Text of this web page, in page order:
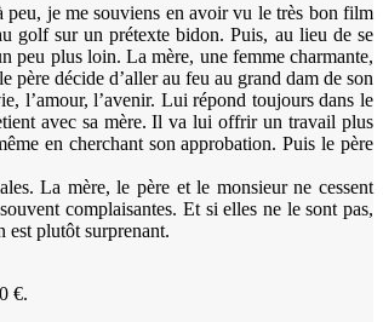
peu, je me souviens en avoir vu le très bon film
golf sur un prétexte bidon. Puis, au lieu de se
peu plus loin. La mère, une femme charmante,
père décide d’aller au feu au grand dam de son
l’amour, l’avenir. Lui répond toujours dans le
avec sa mère. Il va lui offrir un travail plus
en cherchant son approbation. Puis le père
La mère, le père et le monsieur ne cessent
complaisantes. Et si elles ne le sont pas,
est plutôt surprenant.
€.